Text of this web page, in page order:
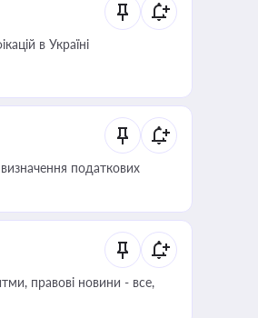
в Україні
податкових
правові новини - все,